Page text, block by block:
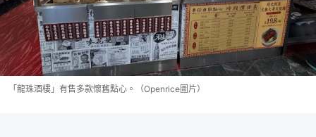
「龍珠酒樓」有售多款懷舊點心。（Openrice圖片）